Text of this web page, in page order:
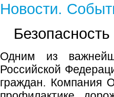
Новости.
Одним из
Российской
граждан. Компания